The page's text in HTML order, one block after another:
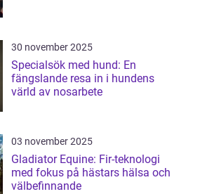
30 november 2025
Specialsök med hund: En
fängslande resa in i hundens
värld av nosarbete
03 november 2025
Gladiator Equine: Fir-teknologi
med fokus på hästars hälsa och
välbefinnande